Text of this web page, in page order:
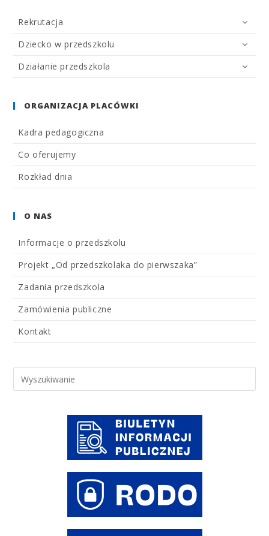
Rekrutacja
Dziecko w przedszkolu
Działanie przedszkola
ORGANIZACJA PLACÓWKI
Kadra pedagogiczna
Co oferujemy
Rozkład dnia
O NAS
Informacje o przedszkolu
Projekt „Od przedszkolaka do pierwszaka”
Zadania przedszkola
Zamówienia publiczne
Kontakt